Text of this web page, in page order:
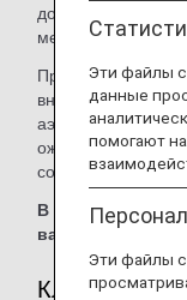
доступе в залы
международных
При пересадке с
внутренний рейс,
аэропорта за
ожидания могут
соответствующей
В этих залах
ваучеры ANA
Клиенты,
Эти файлы
данные
помогают
Эти файлы